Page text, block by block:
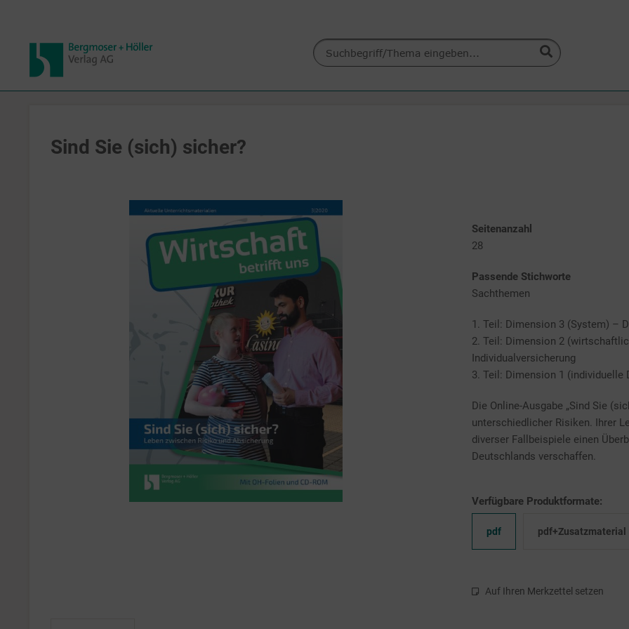
Sind Sie (sich) sicher?
Seitenanzahl
28
Passende Stichworte
Sachthemen
1. Teil: Dimension 3 (System) –
2. Teil: Dimension 2
Individualversicherung
3. Teil: Dimension 1
Die Online-Ausgabe „Sind Sie
unterschiedlicher Risiken. Ihrer
diverser Fallbeispiele einen
Deutschlands verschaffen.
Verfügbare Produktformate:
pdf pdf+Zusatzmaterial
Auf Ihren Merkzettel setzen